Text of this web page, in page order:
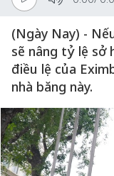
(Ngày Nay) -
sẽ nâng tỷ lệ sở
điều lệ của
nhà băng này.